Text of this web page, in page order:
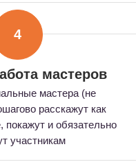
мастеров
мастера (не
расскажут как
покажут и обязательно
участникам
4